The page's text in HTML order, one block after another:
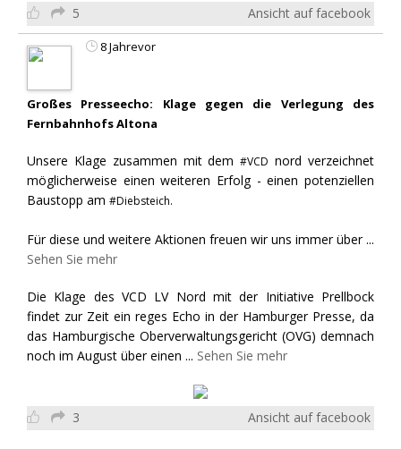
5 Ansicht auf facebook
8 Jahrevor
Großes Presseecho: Klage gegen die Verlegung des
Fernbahnhofs Altona
Unsere Klage zusammen mit dem#VCD nord verzeichnet
möglicherweise einen weiteren Erfolg - einen potenziellen
Baustopp am #Diebsteich.
Für diese und weitere Aktionen freuen wir uns immer über ...
Sehen Sie mehr
Die Klage des VCD LV Nord mit der Initiative Prellbock
findet zur Zeit ein reges Echo in der Hamburger Presse, da
das Hamburgische Oberverwaltungsgericht (OVG) demnach
noch im August über einen ... Sehen Sie mehr
3 Ansicht auf facebook